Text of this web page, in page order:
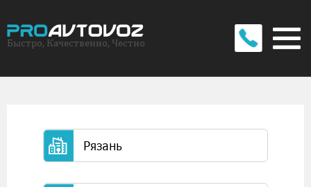
Быстро, Качественно, Честно